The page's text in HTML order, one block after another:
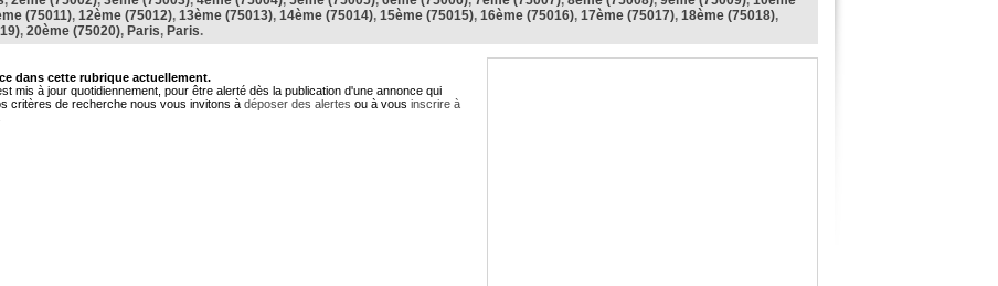
(75011), 12ème (75012), 13ème (75013), 14ème (75014), 15ème (75015), 16ème (75016), 17ème (75017), 18ème (75018),
, 20ème (75020), Paris, Paris.
dans cette rubrique actuellement.
mis à jour quotidiennement, pour être alerté dès la publication d'une annonce qui
critères de recherche nous vous invitons à déposer des alertes ou à vous inscrire à